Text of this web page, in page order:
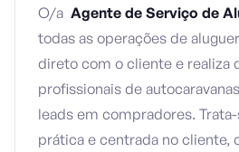
O/a Agente de Serviço de
todas as operações de
direto com o cliente e realiza
profissionais de
leads em compradores.
prática e centrada no cliente,